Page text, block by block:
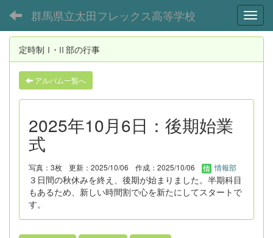
群馬県立太田フレックス高等学校
定時制Ⅰ･Ⅱ部の行事
アルバム一覧へ
2025年10月6日：後期始業
式
写真：3枚 更新：2025/10/06 作成：2025/10/06 情報部
３日間の秋休みを終え、後期が始まりました。半期科目
もあるため、新しい時間割で心を新たにしてスタートで
す。